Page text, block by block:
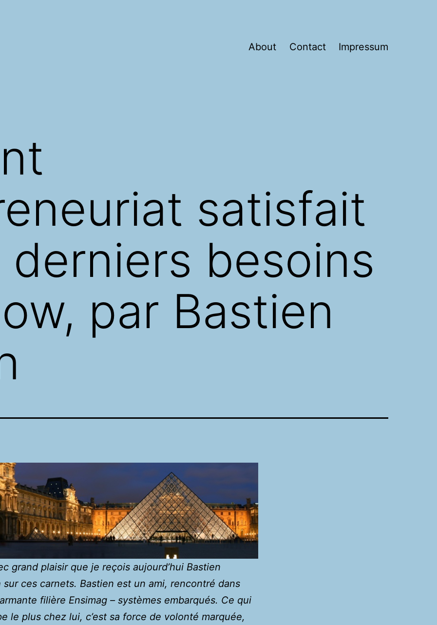
About Contact Impressum
satisfait
derniers besoins
par Bastien
grand plaisir que je reçois aujourd’hui Bastien
sur ces carnets. Bastien est un ami, rencontré dans
filière Ensimag – systèmes embarqués. Ce qui
le plus chez lui, c’est sa force de volonté marquée,